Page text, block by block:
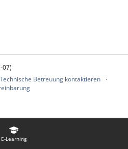
E-Learning
07)
Technische Betreuung kontaktieren